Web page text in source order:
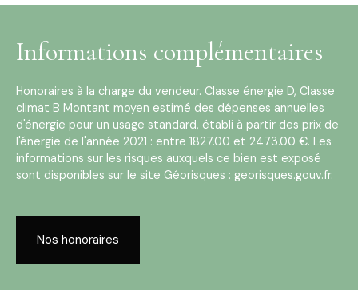
Informations complémentaires
Honoraires à la charge du vendeur. Classe énergie D, Classe
climat B Montant moyen estimé des dépenses annuelles
d'énergie pour un usage standard, établi à partir des prix de
l'énergie de l'année 2021 : entre 1827.00 et 2473.00 €. Les
informations sur les risques auxquels ce bien est exposé
sont disponibles sur le site Géorisques : georisques.gouv.fr.
Nos honoraires